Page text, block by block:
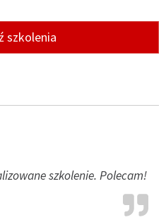
szkolenia
szkolenie. Polecam!